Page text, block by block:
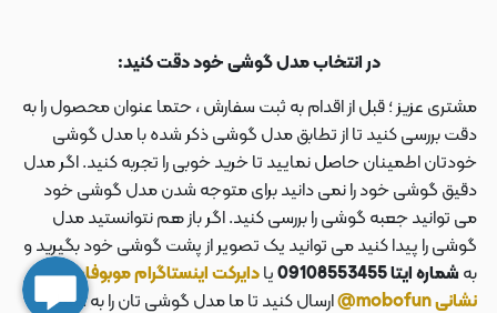
در انتخاب مدل گوشی خود دقت کنید:
مشتری عزیز ؛ قبل از اقدام به ثبت سفارش ، حتما عنوان محصول را به
دقت بررسی کنید تا از تطابق مدل گوشی ذکر شده با مدل گوشی
خودتان اطمینان حاصل نمایید تا خرید خوبی را تجربه کنید. اگر مدل
دقیق گوشی خود را نمی دانید برای متوجه شدن مدل گوشی خود
می توانید جعبه گوشی را بررسی کنید. اگر باز هم نتوانستید مدل
گوشی را پیدا کنید می توانید یک تصویر از پشت گوشی خود بگیرید و
به شماره ایتا 09108553455 یادایرکت اینستاگرام موبوفان به
نشانی mobofun@
ارسال کنید تا ما مدل گوشی تان را به شما